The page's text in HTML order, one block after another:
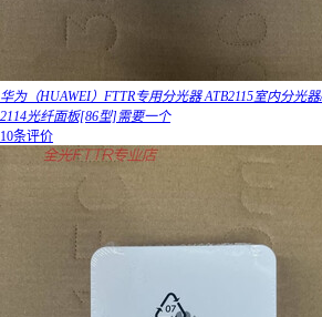
华为（HUAWEI）FTTR专用分光器 ATB2115室内分光
2114光纤面板[86型]需要一个
10条评价